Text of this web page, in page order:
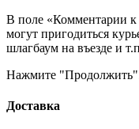
В поле «Комментарии к
могут пригодиться
шлагбаум на въезде и
Нажмите
Доставка